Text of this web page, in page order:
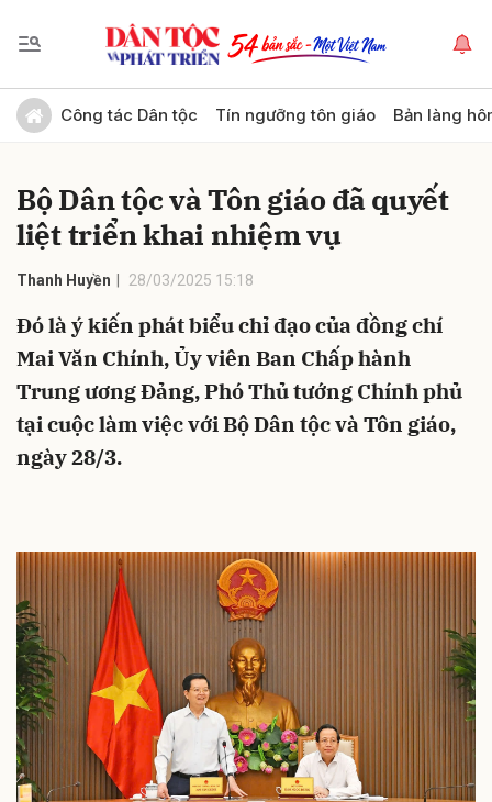
Công tác Dân tộc Tín ngưỡng tôn giáo Bản làng
Bộ Dân tộc và Tôn giáo đã quyết
liệt triển khai nhiệm vụ
Thanh Huyền 28/03/2025 15:18
Đó là ý kiến phát biểu chỉ đạo của đồng chí
Mai Văn Chính, Ủy viên Ban Chấp hành
Trung ương Đảng, Phó Thủ tướng Chính phủ
tại cuộc làm việc với Bộ Dân tộc và Tôn giáo,
ngày 28/3.
Gửi bình luận
Hủy Gửi